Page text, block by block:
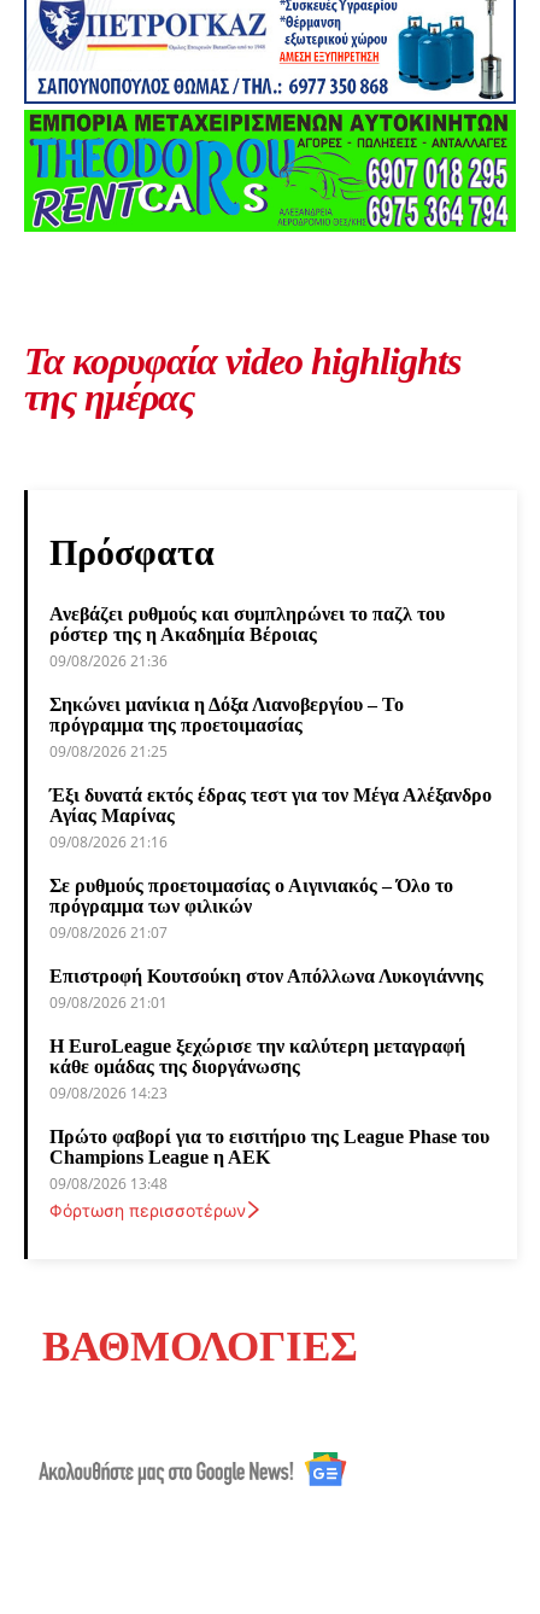
Τα κορυφαία video highlights
της ημέρας
Πρόσφατα
Ανεβάζει ρυθμούς και συμπληρώνει το παζλ του
ρόστερ της η Ακαδημία Βέροιας
09/08/2026 21:36
Σηκώνει μανίκια η Δόξα Λιανοβεργίου – Το
πρόγραμμα της προετοιμασίας
09/08/2026 21:25
Έξι δυνατά εκτός έδρας τεστ για τον Μέγα Αλέξανδρο
Αγίας Μαρίνας
09/08/2026 21:16
Σε ρυθμούς προετοιμασίας ο Αιγινιακός – Όλο το
πρόγραμμα των φιλικών
09/08/2026 21:07
Επιστροφή Κουτσούκη στον Απόλλωνα Λυκογιάννης
09/08/2026 21:01
Η EuroLeague ξεχώρισε την καλύτερη μεταγραφή
κάθε ομάδας της διοργάνωσης
09/08/2026 14:23
Πρώτο φαβορί για το εισιτήριο της League Phase του
Champions League η ΑΕΚ
09/08/2026 13:48
Φόρτωση περισσοτέρων
ΒΑΘΜΟΛΟΓΙΕΣ